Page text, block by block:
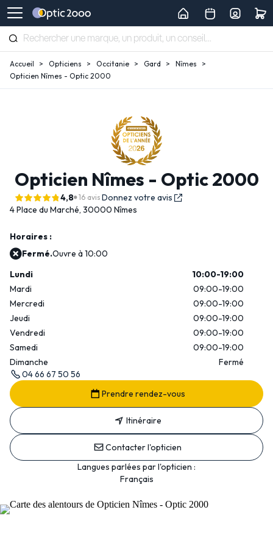
Accueil Opticiens Occitanie Gard
Nîmes
Opticien Nîmes - Optic 2000
Opticien Nîmes - Optic 2000
4,8 16 avis Donnez votre avis
4 Place du Marché, 30000 Nîmes
Horaires :
Fermé.Ouvre à 10:00
Lundi
10:00-19:00
Mardi
09:00-19:00
Mercredi
09:00-19:00
Jeudi
09:00-19:00
Vendredi
09:00-19:00
Samedi
09:00-19:00
Dimanche
Fermé
04 66 67 50 56
Prendre rendez-vous
Itinéraire
Contacter l'opticien
Langues parlées par l'opticien :
Français